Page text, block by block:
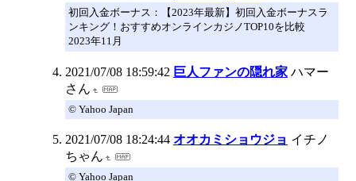
初回入金ボーナス：【2023年最新】初回入金ボーナスラ
ンキング！おすすめオンラインカジノTOP10を比較
2023年11月
2021/07/08 18:59:42 巨人ファンの隠れ家 ハマー
さん
© Yahoo Japan
2021/07/08 18:24:44 オオカミショウジョ イチノ
ちゃん
© Yahoo Japan